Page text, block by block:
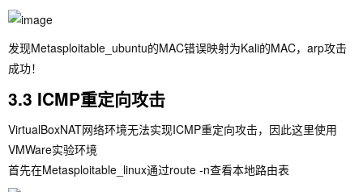
发现Metasploitable_ubuntu的MAC错误映射为Kali的MAC，arp攻击
成功！
3.3 ICMP重定向攻击
VirtualBoxNAT网络环境无法实现ICMP重定向攻击，因此这里使用
VMWare实验环境
首先在Metasploitable_linux通过route -n查看本地路由表